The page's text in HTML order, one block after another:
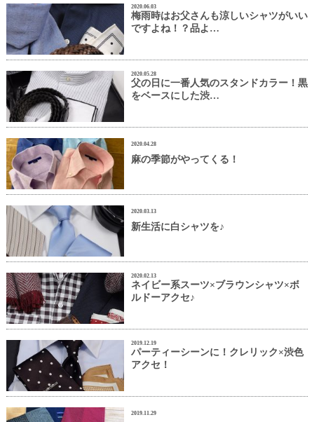
2020.06.03
梅雨時はお父さんも涼しいシャツがいい
ですよね！？品よ…
2020.05.28
父の日に一番人気のスタンドカラー！黒
をベースにした渋…
2020.04.28
麻の季節がやってくる！
2020.03.13
新生活に白シャツを♪
2020.02.13
ネイビー系スーツ×ブラウンシャツ×ボ
ルドーアクセ♪
2019.12.19
パーティーシーンに！クレリック×渋色
アクセ！
2019.11.29